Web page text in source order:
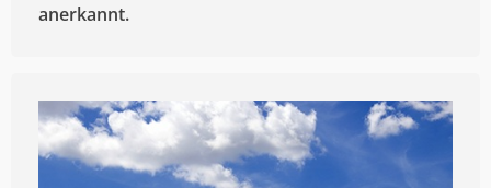
anerkannt.